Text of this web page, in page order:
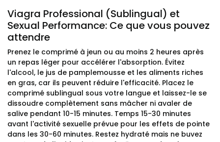
Viagra Professional (Sublingual) et
Sexual Performance: Ce que vous pouvez
attendre
Prenez le comprimé à jeun ou au moins 2 heures après
un repas léger pour accélérer l'absorption. Évitez
l'alcool, le jus de pamplemousse et les aliments riches
en gras, car ils peuvent réduire l'efficacité. Placez le
comprimé sublingual sous votre langue et laissez-le se
dissoudre complètement sans mâcher ni avaler de
salive pendant 10-15 minutes. Temps 15-30 minutes
avant l'activité sexuelle prévue pour les effets de pointe
dans les 30-60 minutes. Restez hydraté mais ne buvez